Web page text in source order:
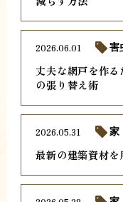
丈夫な網戸を作る
の張り替え術
2026.06.01 害
最新の建築資材
2026.05.31 家